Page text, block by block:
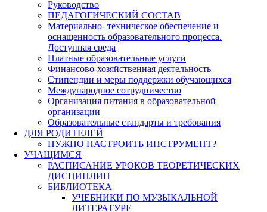
Руководство
ПЕДАГОГИЧЕСКИЙ СОСТАВ
Материально- техническое обеспечение и
оснащенность образовательного процесса.
Доступная среда
Платные образовательные услуги
Финансово-хозяйственная деятельность
Стипендии и меры поддержки обучающихся
Международное сотрудничество
Организация питания в образовательной
организации
Образовательные стандарты и требования
ДЛЯ РОДИТЕЛЕЙ
НУЖНО НАСТРОИТЬ ИНСТРУМЕНТ?
УЧАЩИМСЯ
РАСПИСАНИЕ УРОКОВ ТЕОРЕТИЧЕСКИХ
ДИСЦИПЛИН
БИБЛИОТЕКА
УЧЕБНИКИ ПО МУЗЫКАЛЬНОЙ
ЛИТЕРАТУРЕ